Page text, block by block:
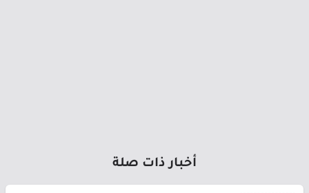
أخبار ذات صلة